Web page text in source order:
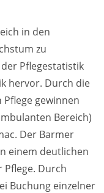
in den
zu
Pflegestatistik
hervor. Durch die
gewinnen
Bereich)
Der Barmer
einem deutlichen
Pflege. Durch
Buchung einzelner